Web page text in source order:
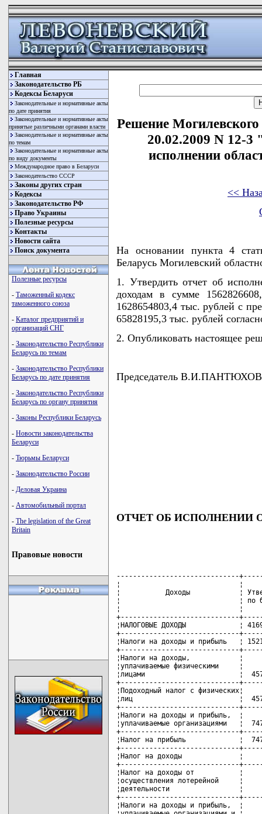
Главная
Законодательство РБ
Кодексы Беларуси
Законодательные и нормативные акты
по дате принятия
Законодательные и нормативные акты
принятые различными органами власти
Законодательные и нормативные акты
по темам
Законодательные и нормативные акты
по виду документы
Международное право в Беларуси
Законодательство СССР
Законы других стран
Кодексы
Законодательство РФ
Право Украины
Полезные ресурсы
Контакты
Новости сайта
Поиск документа
Полезные ресурсы
- Таможенный кодекс
таможенного союза
- Каталог предприятий и
организаций СНГ
- Законодательство Республики
Беларусь по темам
- Законодательство Республики
Беларусь по дате принятия
- Законодательство Республики
Беларусь по органу принятия
- Законы Республики Беларусь
- Новости законодательства
Беларуси
- Тюрьмы Беларуси
- Законодательство России
- Деловая Украина
- Автомобильный портал
- The legislation of the Great
Britain
Правовые новости
Решение Могилевского
20.02.2009 N 12-3
исполнении
<<
На основании пункта 4
Беларусь Могилевский
1. Утвердить отчет об
доходам в сумме
1628654803,4 тыс. рублей с
65828195,3 тыс. рублей
2. Опубликовать настоящее
Председатель В.И.ПАНТЮХОВ
ОТЧЕТ ОБ ИСПОЛНЕНИИ
------------------------------+------------+-----------------+-------------
¦                             ¦            ¦   Уточнено в    ¦            ¦
¦           Доходы            ¦ Утверждено ¦ соответствии с  ¦ Исполнено  ¦
¦                             ¦ по бюджету ¦     актами      ¦            ¦
¦                             ¦            ¦законодательства ¦            ¦
+-----------------------------+------------+-----------------+------------+
¦НАЛОГОВЫЕ ДОХОДЫ             ¦ 416950564,0¦      433932647,0¦ 443632956,5¦
+-----------------------------+------------+-----------------+------------+
¦Налоги на доходы и прибыль   ¦ 152192509,0¦      139034509,0¦ 142891833,8¦
+-----------------------------+------------+-----------------+------------+
¦Налоги на доходы,            ¦            ¦                 ¦            ¦
¦уплачиваемые физическими     ¦            ¦                 ¦            ¦
¦лицами                       ¦  45788483,0¦       50221483,0¦  50580139,4¦
+-----------------------------+------------+-----------------+------------+
¦Подоходный налог с физических¦            ¦                 ¦            ¦
¦лиц                          ¦  45788483,0¦       50221483,0¦  50580139,4¦
+-----------------------------+------------+-----------------+------------+
¦Налоги на доходы и прибыль,  ¦            ¦                 ¦            ¦
¦уплачиваемые организациями   ¦  74795713,0¦       61234713,0¦  62072619,8¦
+-----------------------------+------------+-----------------+------------+
¦Налог на прибыль             ¦  74795713,0¦       61221713,0¦  62054974,0¦
+-----------------------------+------------+-----------------+------------+
¦Налог на доходы              ¦            ¦          13000,0¦     17645,8¦
+-----------------------------+------------+-----------------+------------+
¦Налог на доходы от           ¦            ¦                 ¦            ¦
¦осуществления лотерейной     ¦            ¦                 ¦            ¦
¦деятельности                 ¦            ¦          13000,0¦     17645,8¦
+-----------------------------+------------+-----------------+------------+
¦Налоги на доходы и прибыль,  ¦            ¦                 ¦            ¦
¦уплачиваемые организациями и ¦            ¦                 ¦            ¦
¦индивидуальными              ¦            ¦                 ¦            ¦
¦предпринимателями            ¦  31608313,0¦       27578313,0¦  30239074,6¦
+-----------------------------+------------+-----------------+------------+
¦Целевые сборы                ¦  31608313,0¦       27578313,0¦  30239074,6¦
+-----------------------------+------------+-----------------+------------+
¦Сбор на содержание и развитие¦            ¦                 ¦            ¦
¦инфраструктуры города        ¦            ¦                 ¦            ¦
¦(района)                     ¦   4741246,0¦        4131246,0¦   4535861,2¦
+-----------------------------+------------+-----------------+------------+
¦Транспортный сбор на         ¦            ¦                 ¦            ¦
¦обновление и восстановление  ¦            ¦                 ¦            ¦
¦транспорта общего            ¦            ¦                 ¦            ¦
¦пользования, используемого на¦            ¦                 ¦            ¦
¦маршрутах в городском        ¦            ¦                 ¦            ¦
¦пассажирском, пригородном и  ¦            ¦                 ¦            ¦
¦междугородном автобусном     ¦            ¦                 ¦            ¦
¦сообщении                    ¦  26867067,0¦       23447067,0¦  25703213,4¦
+-----------------------------+------------+-----------------+------------+
¦Налоги на товары (работы,    ¦            ¦                 ¦            ¦
¦услуги)                      ¦ 251706774,0¦      268211177,0¦ 272931839,5¦
+-----------------------------+------------+-----------------+------------+
¦Налоги от выручки от         ¦            ¦                 ¦            ¦
¦реализации товаров (работ,   ¦            ¦                 ¦            ¦
¦услуг)                       ¦ 251706774,0¦      268211177,0¦ 272931839,5¦
+-----------------------------+------------+-----------------+------------+
¦Налог на добавленную         ¦            ¦                 ¦            ¦
¦стоимость                    ¦ 251706774,0¦      268211177,0¦ 272931839,5¦
+-----------------------------+------------+-----------------+------------+
¦Другие налоги, сборы         ¦            ¦                 ¦            ¦
¦(пошлины) и иные обязательные¦            ¦                 ¦            ¦
¦платежи                      ¦